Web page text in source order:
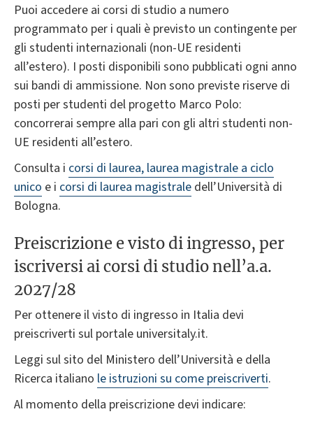
Puoi accedere ai corsi di studio a numero
programmato per i quali è previsto un contingente per
gli studenti internazionali (non-UE residenti
all’estero). I posti disponibili sono pubblicati ogni anno
sui bandi di ammissione. Non sono previste riserve di
posti per studenti del progetto Marco Polo:
concorrerai sempre alla pari con gli altri studenti non-
UE residenti all’estero.
Consulta i corsi di laurea, laurea magistrale a ciclo
unico e i corsi di laurea magistrale dell’Università di
Bologna.
Preiscrizione e visto di ingresso, per
iscriversi ai corsi di studio nell’a.a.
2027/28
Per ottenere il visto di ingresso in Italia devi
preiscriverti sul portale universitaly.it.
Leggi sul sito del Ministero dell’Università e della
Ricerca italiano le istruzioni su come preiscriverti.
Al momento della preiscrizione devi indicare: